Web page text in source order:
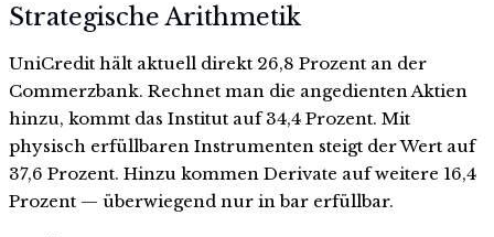
Strategische Arithmetik
UniCredit hält aktuell direkt 26,8 Prozent an der
Commerzbank. Rechnet man die angedienten Aktien
hinzu, kommt das Institut auf 34,4 Prozent. Mit
physisch erfüllbaren Instrumenten steigt der Wert auf
37,6 Prozent. Hinzu kommen Derivate auf weitere 16,4
Prozent — überwiegend nur in bar erfüllbar.